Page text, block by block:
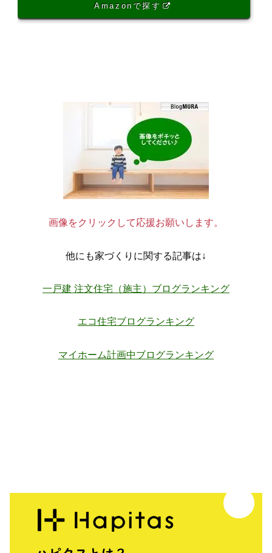
Amazonで探す
画像をクリックして応援お願いします。
他にも家づくりに関する記事は↓
一戸建 注文住宅（施主）ブログランキング
エコ住宅ブログランキング
マイホーム計画中ブログランキング